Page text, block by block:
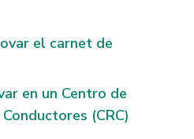
el carnet de
en un Centro de
(CRC)